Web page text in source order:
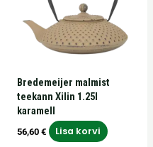
Bredemeijer malmist
teekann Xilin 1.25l
karamell
56,60 € Lisa korvi